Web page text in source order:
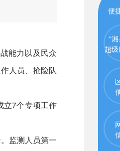
能力以及民众
人员、抢险队
7个专项工作
监测人员第一
便
“
超